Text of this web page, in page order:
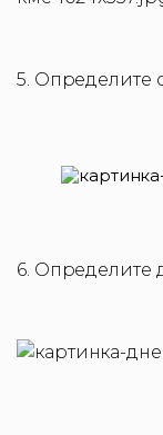
5. Определите
6. Определите